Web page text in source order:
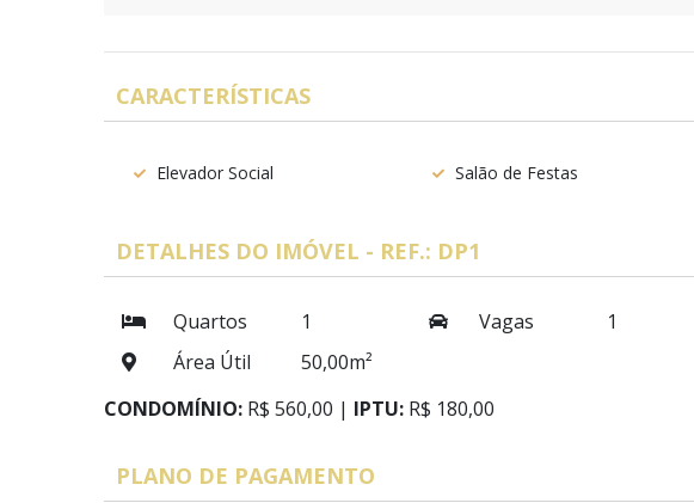
CARACTERÍSTICAS
Elevador Social Salão de Festas
DETALHES DO IMÓVEL - REF.: DP1
Quartos 1 Vagas 1
Área Útil
50,00m²
CONDOMÍNIO: R$ 560,00 | IPTU: R$ 180,00
PLANO DE PAGAMENTO